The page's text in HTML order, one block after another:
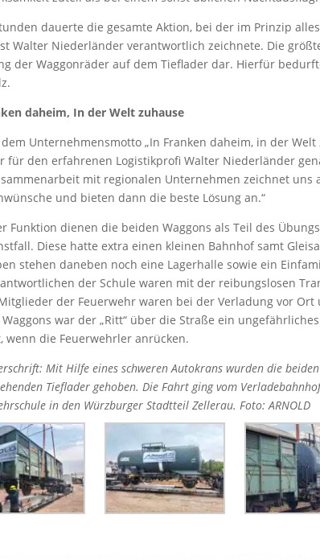
dauerte die gesamte Aktion, bei der im Prinzip
Walter Niederländer verantwortlich zeichnete. Die
der Waggonräder auf dem Tieflader dar. Hierfür
daheim, In der Welt zuhause
Unternehmensmotto „In Franken daheim, in der
für den erfahrenen Logistikprofi Walter Niederländer
mit regionalen Unternehmen zeichnet
und bieten dann die beste Lösung an.“
Funktion dienen die beiden Waggons als Teil des
Diese hatte extra einen kleinen Bahnhof samt
stehen daneben noch eine Lagerhalle sowie ein
der Schule waren mit der reibungslosen
der Feuerwehr waren bei der Verladung vor
war der „Ritt“ über die Straße ein
wenn die Feuerwehrler anrücken.
Mit Hilfe eines schweren Autokrans wurden die
Tieflader gehoben. Die Fahrt ging vom
in den Würzburger Stadtteil Zellerau. Foto: ARNOLD